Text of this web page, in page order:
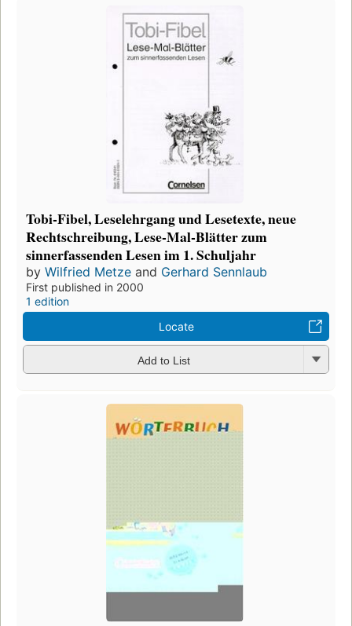
Tobi-Fibel, Leselehrgang und Lesetexte, neue
Rechtschreibung, Lese-Mal-Blätter zum
sinnerfassenden Lesen im 1. Schuljahr
by Wilfried Metze and Gerhard Sennlaub
First published in 2000
1 edition
Locate
Add to List